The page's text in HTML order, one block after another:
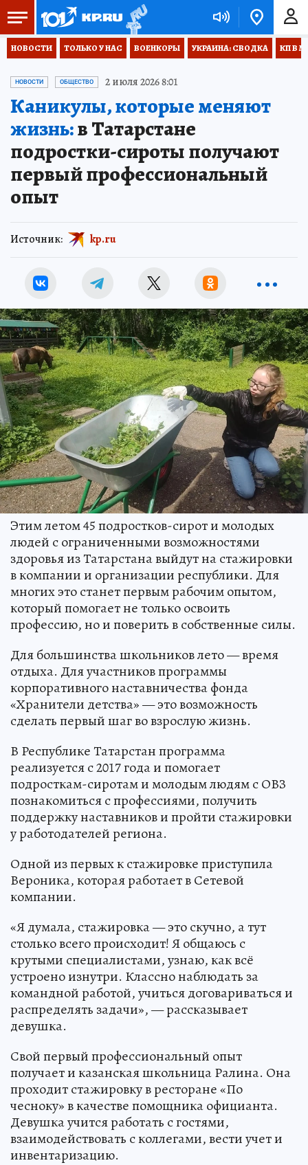
НОВОСТИ ТОЛЬКО У НАС ВОЕНКОРЫ УКРАИНА: СВОДКА КП В
НОВОСТИ ОБЩЕСТВО 2 июля 2026 8:01
Каникулы, которые меняют
жизнь:в Татарстане
подростки-сироты получают
первый профессиональный
опыт
Источник: kp.ru
Этим летом 45 подростков-сирот и молодых
людей с ограниченными возможностями
здоровья из Татарстана выйдут на стажировки
в компании и организации республики. Для
многих это станет первым рабочим опытом,
который помогает не только освоить
профессию, но и поверить в собственные силы.
Для большинства школьников лето — время
отдыха. Для участников программы
корпоративного наставничества фонда
«Хранители детства» — это возможность
сделать первый шаг во взрослую жизнь.
В Республике Татарстан программа
реализуется с 2017 года и помогает
подросткам-сиротам и молодым людям с ОВЗ
познакомиться с профессиями, получить
поддержку наставников и пройти стажировки
у работодателей региона.
Одной из первых к стажировке приступила
Вероника, которая работает в Сетевой
компании.
«Я думала, стажировка — это скучно, а тут
столько всего происходит! Я общаюсь с
крутыми специалистами, узнаю, как всё
устроено изнутри. Классно наблюдать за
командной работой, учиться договариваться и
распределять задачи», — рассказывает
девушка.
Свой первый профессиональный опыт
получает и казанская школьница Ралина. Она
проходит стажировку в ресторане «По
чесноку» в качестве помощника официанта.
Девушка учится работать с гостями,
взаимодействовать с коллегами, вести учет и
инвентаризацию.